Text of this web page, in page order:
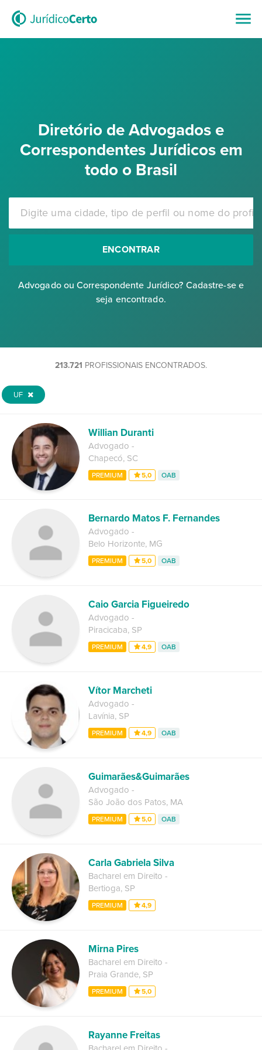
Diretório de Advogados e
Correspondentes Jurídicos em
todo o Brasil
ENCONTRAR
Advogado ou Correspondente Jurídico? Cadastre-se e
seja encontrado.
213.721 PROFISSIONAIS ENCONTRADOS.
UF
Willian Duranti
Advogado -
Chapecó, SC
PREMIUM 5,0 OAB
Bernardo Matos F. Fernandes
Advogado -
Belo Horizonte, MG
PREMIUM 5,0 OAB
Caio Garcia Figueiredo
Advogado -
Piracicaba, SP
PREMIUM 4,9 OAB
Vítor Marcheti
Advogado -
Lavínia, SP
PREMIUM 4,9 OAB
Guimarães&Guimarães
Advogado -
São João dos Patos, MA
PREMIUM 5,0 OAB
Carla Gabriela Silva
Bacharel em Direito -
Bertioga, SP
PREMIUM 4,9
Mirna Pires
Bacharel em Direito -
Praia Grande, SP
PREMIUM 5,0
Rayanne Freitas